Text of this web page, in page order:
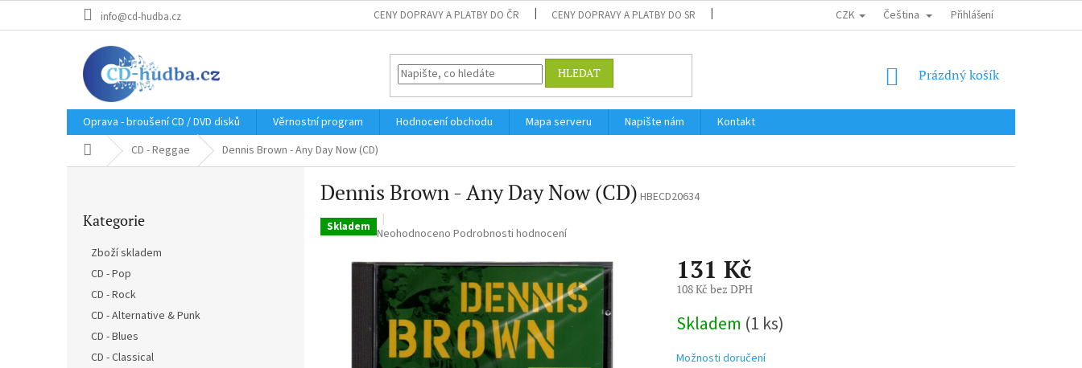
info@cd-hudba.cz CENY DOPRAVY A PLATBY DO ČR CENY DOPRAVY A PLATBY DO SR DOPRAVA DO EU / INTERNATIONAL SHIPPING OBCHODNÍ PODMÍNKY
CZK Čeština Přihlášení
HLEDAT
NÁKUPNÍ
Prázdný košík
Oprava - broušení CD / DVD disků Věrnostní program Hodnocení obchodu Mapa serveru Napište nám
Kontakt
Domů CD - Reggae Dennis Brown - Any Day Now (CD)
kategorie
Kategorie
Zboží skladem
CD - Pop
CD - Rock
CD - Alternative & Punk
CD - Blues
CD - Classical
Dennis Brown - Any Day Now (CD) HBECD20634
Skladem Průměrné
produktu
je
0,0
z
5
hvězdiček.
Neohodnoceno Podrobnosti hodnocení
131 Kč
108 Kč bez DPH
cena:
Skladem (1 ks)
Možnosti doručení